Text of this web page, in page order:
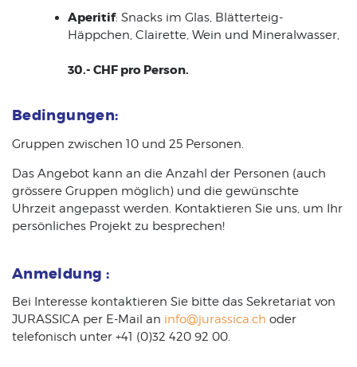
Aperitif: Snacks im Glas, Blätterteig-
Häppchen, Clairette, Wein und Mineralwasser,
30.- CHF pro Person.
Bedingungen:
Gruppen zwischen 10 und 25 Personen.
Das Angebot kann an die Anzahl der Personen (auch
grössere Gruppen möglich) und die gewünschte
Uhrzeit angepasst werden. Kontaktieren Sie uns, um Ihr
persönliches Projekt zu besprechen!
Anmeldung :
Bei Interesse kontaktieren Sie bitte das Sekretariat von
JURASSICA per E-Mail an info@jurassica.ch oder
telefonisch unter +41 (0)32 420 92 00.